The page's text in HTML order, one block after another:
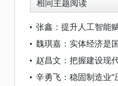
相同主题阅读
张鑫：提升人工智能
魏琪嘉：实体经济是
辛勇飞：稳固制造业“